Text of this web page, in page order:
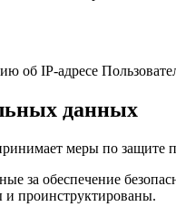
об IP-адресе
данных
меры по защите
за обеспечение
проинструктированы.